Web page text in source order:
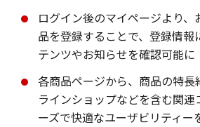
ログイン後のマイページより、
品を登録することで、登録情報
テンツやお知らせを確認可能に
各商品ページから、商品の特長
ラインショップなどを含む関
ーズで快適なユーザビリティー